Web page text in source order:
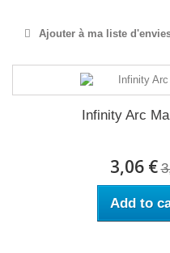
Ajouter à ma liste
Infinity Arc
3,06 €
Add to